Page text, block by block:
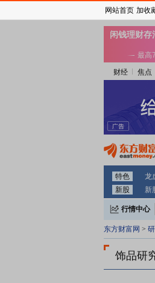
财经 焦点
特色 龙
新股
新
行情中心
东方财富网 >
饰品研
网站首页 加收